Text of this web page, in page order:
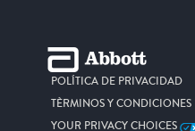
POLÍTICA DE PRIVACIDAD
TÈRMINOS Y CONDICIONES
YOUR PRIVACY CHOICES